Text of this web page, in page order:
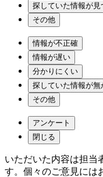
探していた情報が見
その他
情報が不正確
情報が遅い
分かりにくい
探していた情報が無
その他
アンケート
閉じる
いただいた内容は担当
す。個々のご意見には